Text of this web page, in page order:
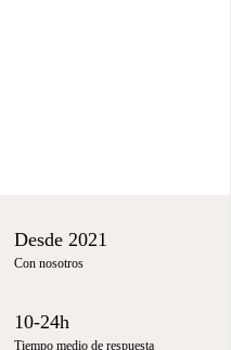
Desde 2021
Con nosotros
10-24h
Tiempo medio de respuesta